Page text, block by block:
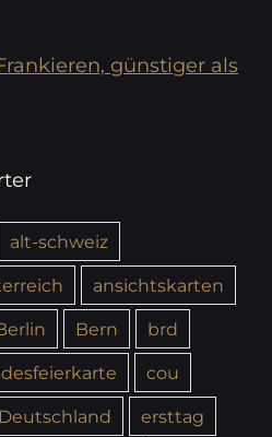
günstiger als
alt-schweiz
ansichtskarten
Bern
brd
cou
Deutschland
ersttag